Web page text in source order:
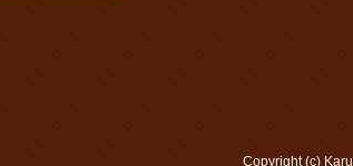
Copyright (c)